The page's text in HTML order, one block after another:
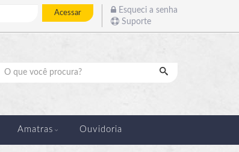
Acessar
Esqueci a senha
Suporte
Pesquisar
Amatras Ouvidoria